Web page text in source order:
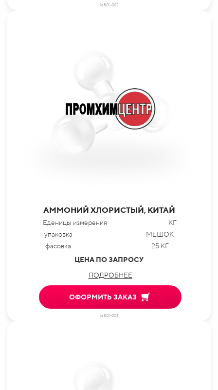
id801-002
АММОНИЙ ХЛОРИСТЫЙ, КИТАЙ
Еденицы измерения
КГ
упаковка
МЕШОК
фасовка
25 КГ
ЦЕНА ПО ЗАПРОСУ
ПОДРОБНЕЕ
ОФОРМИТЬ ЗАКАЗ
id801-003